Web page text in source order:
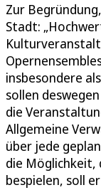
Zur
Stadt:
insbesondere
sollen
die
Allgemeine
über jede
die Möglichkeit,
bespielen, soll